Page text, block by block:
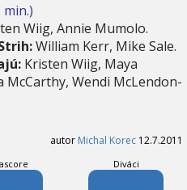
min.)
Wiig, Annie Mumolo.
William Kerr, Mike Sale.
Kristen Wiig, Maya
McCarthy, Wendi McLendon-
autor Michal Korec 12.7.2011
Diváci